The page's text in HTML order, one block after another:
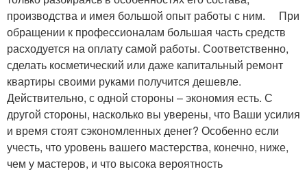
производства и имея большой опыт работы с ним. При
обращении к профессионалам большая часть средств
расходуется на оплату самой работы. Соответственно,
сделать косметический или даже капитальный ремонт
квартиры своими руками получится дешевле.
Действительно, с одной стороны – экономия есть. С
другой стороны, насколько вы уверены, что Ваши усилия
и время стоят сэкономленных денег? Особенно если
учесть, что уровень вашего мастерства, конечно, ниже,
чем у мастеров, и что высока вероятность